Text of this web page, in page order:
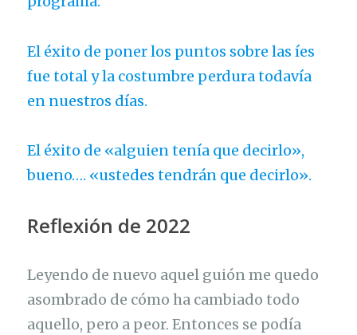
El éxito de poner los puntos sobre las íes
fue total y la costumbre perdura todavía
en nuestros días.
El éxito de «alguien tenía que decirlo»,
bueno…. «ustedes tendrán que decirlo».
Reflexión de 2022
Leyendo de nuevo aquel guión me quedo
asombrado de cómo ha cambiado todo
aquello, pero a peor. Entonces se podía